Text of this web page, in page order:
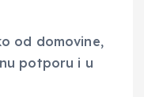
od domovine,
potporu i u